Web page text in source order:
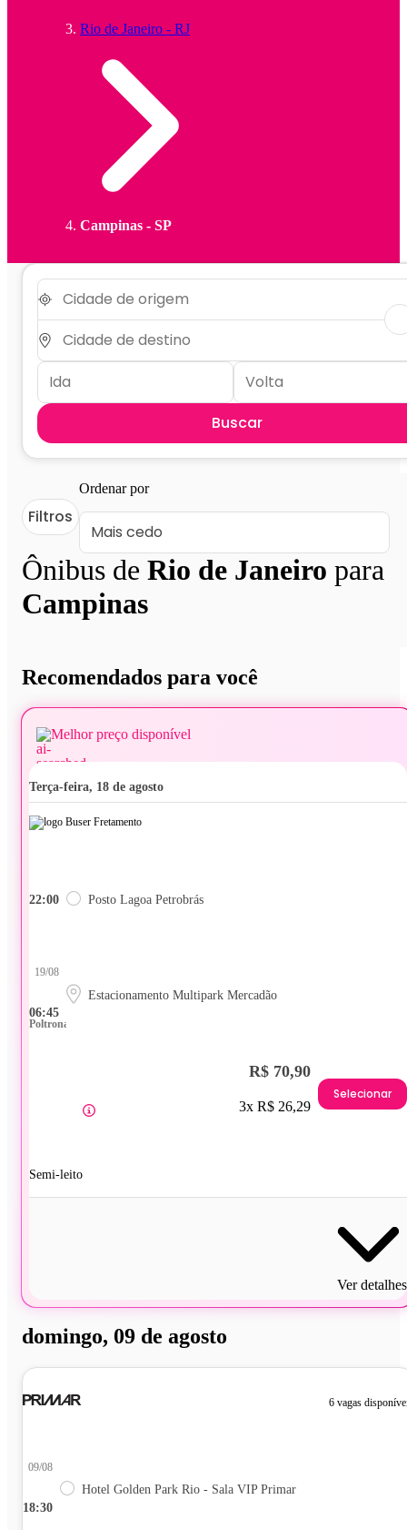
Rio de Janeiro - RJ
Campinas - SP
Buscar
Ônibus de Rio de Janeiro para
Campinas
Filtros
Ordenar por
Recomendados para você
Melhor preço disponível
terça-feira, 18 de agosto
22:00 Posto Lagoa Petrobrás
06:45
19/08
Estacionamento Multipark Mercadão
Poltrona
Semi-leito
R$ 70,90
3x R$ 26,29
Selecionar
Ver detalhes
domingo, 09 de agosto
6 vagas
18:30
09/08
Hotel Golden Park Rio - Sala VIP Primar